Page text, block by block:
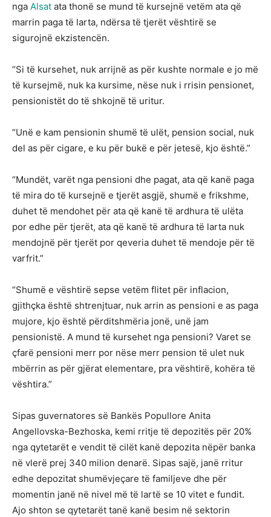
nga Alsat ata thonë se mund të kursejnë vetëm ata që
marrin paga të larta, ndërsa të tjerët vështirë se
sigurojnë ekzistencën.
“Si të kursehet, nuk arrijnë as për kushte normale e jo më
të kursejmë, nuk ka kursime, nëse nuk i rrisin pensionet,
pensionistët do të shkojnë të uritur.
“Unë e kam pensionin shumë të ulët, pension social, nuk
del as për cigare, e ku për bukë e për jetesë, kjo është.”
“Mundët, varët nga pensioni dhe pagat, ata që kanë paga
të mira do të kursejnë e tjerët asgjë, shumë e frikshme,
duhet të mendohet për ata që kanë të ardhura të ulëta
por edhe për tjerët, ata që kanë të ardhura të larta nuk
mendojnë për tjerët por qeveria duhet të mendoje për të
varfrit.”
“Shumë e vështirë sepse vetëm flitet për inflacion,
gjithçka është shtrenjtuar, nuk arrin as pensioni e as paga
mujore, kjo është përditshmëria jonë, unë jam
pensionistë. A mund të kursehet nga pensioni? Varet se
çfarë pensioni merr por nëse merr pension të ulet nuk
mbërrin as për gjërat elementare, pra vështirë, kohëra të
vështira.”
Sipas guvernatores së Bankës Popullore Anita
Angellovska-Bezhoska, kemi rritje të depozitës për 20%
nga qytetarët e vendit të cilët kanë depozita nëpër banka
në vlerë prej 340 milion denarë. Sipas sajë, janë rritur
edhe depozitat shumëvjeçare të familjeve dhe për
momentin janë në nivel më të lartë se 10 vitet e fundit.
Ajo shton se qytetarët tanë kanë besim në sektorin